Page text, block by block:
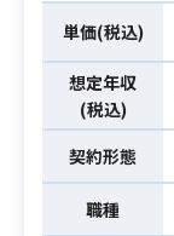
必須スキル
単価(税込)
想定年収
(税込)
契約形態
職種